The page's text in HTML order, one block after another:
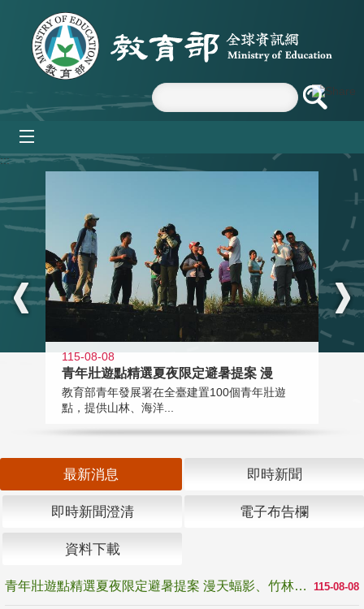
跳到主要內容區塊
:::
115-08-08
青年壯遊點精選夏夜限定避暑提案 漫
教育部青年發展署在全臺建置100個青年壯遊
點，提供山林、海洋...
最新消息 即時新聞
即時新聞澄清 電子布告欄
資料下載
115-08-08
青年壯遊點精選夏夜限定避暑提案 漫天蝠影、竹林尋蛙、茶香夜觀 邀青年暮色出發